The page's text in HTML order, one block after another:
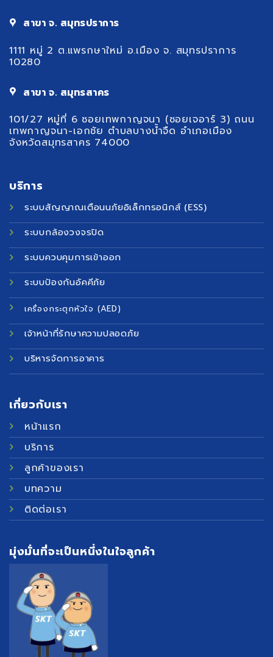
สาขา จ. สมุทรปราการ
1111 หมู่ 2 ต.แพรกษาใหม่ อ.เมือง จ. สมุทรปราการ
10280
สาขา จ. สมุทรสาคร
101/27 หมู่ที่ 6 ซอยเทพกาญจนา (ซอยเจอาร์ 3) ถนน
เทพกาญจนา-เอกชัย ตำบลบางน้ำจืด อำเภอเมือง
จังหวัดสมุทรสาคร 74000
บริการ
ระบบสัญญาณเตือนนภัยอิเล็กทรอนิกส์ (ESS)
ระบบกล้องวงจรปิด
ระบบควบคุมการเข้าออก
ระบบป้องกันอัคคีภัย
เครื่องกระตุกหัวใจ (AED)
เจ้าหน้าที่รักษาความปลอดภัย
บริหารจัดการอาคาร
เกี่ยวกับเรา
หน้าแรก
บริการ
ลูกค้าของเรา
บทความ
ติดต่อเรา
มุ่งมั่นที่จะเป็นหนึ่งในใจลูกค้า